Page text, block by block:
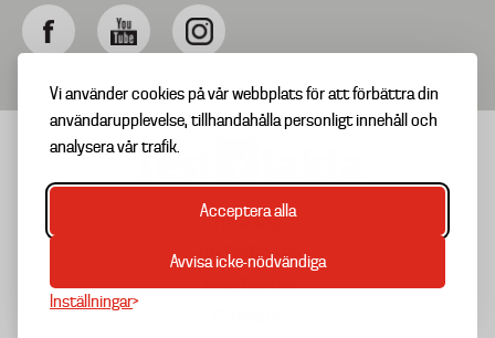
Vi använder cookies på vår webbplats för att förbättra din
användarupplevelse, tillhandahålla personligt innehåll och
analysera vår trafik.
Acceptera alla
Avvisa icke-nödvändiga
Inställningar
Footer
menu
TIPSA OSS
OM TESTFAKTA
NYHETSBREV